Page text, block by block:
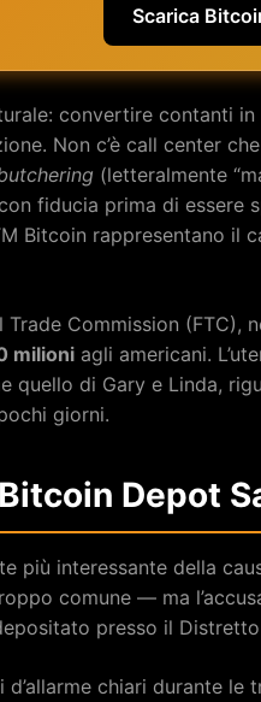
Scarica
convertire contanti in
Non c’è call center
(letteralmente
fiducia prima di
Bitcoin rappresentano il
Trade Commission (FTC),
milioni agli americani.
quello di Gary e Linda,
giorni.
Depot
più interessante della
comune — ma
presso il
d’allarme chiari durante